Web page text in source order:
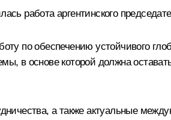
работа аргентинского
по обеспечению устойчивого
в основе которой должна
а также актуальные